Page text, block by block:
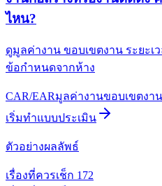
ไหน?
ดูมูลค่างาน ขอบเขตงาน ระยะ
ข้อกำหนดจากห้าง
CAR/EARมูลค่างานขอบเขตงาน
เริ่มทำแบบประเมิน
ตัวอย่างผลลัพธ์
เรื่องที่ควรเช็ก 172